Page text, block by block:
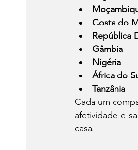
Costa do
República
Gâmbia
Nigéria
África do
Tanzânia
Cada um
afetividade e
casa.